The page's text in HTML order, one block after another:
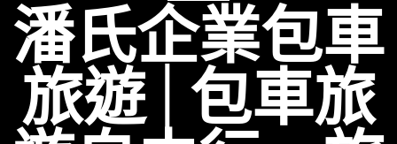
潘氏企業包車
旅遊│包車旅